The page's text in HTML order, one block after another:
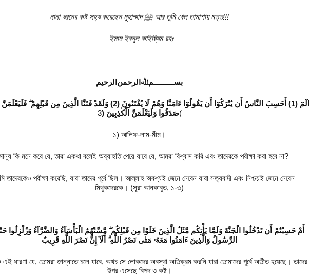
নানা ধরনের কষ্ট সহ্য করেছেন মুহাম্মাদﷺআর তুমি খেল তামাশায় মত্ত!!!
–ইমাম ইবনুল কাইয়্যিম রহঃ
ﺑﺴــــــــــﻢﷲﺍﻟﺮﺣﻤﻦﺍلرﺣﻴﻢ
الٓمٓ (1) أَحَسِبَ النَّاسُ أَن يُتْرَكُوٓا أَن يَقُولُوٓا ءَامَنَّا وَهُمْ لَا يُفْتَنُونَ (2) وَلَقَدْ فَتَنَّا الَّذِينَ مِن
صَدَقُوا وَلَيَعْلَمَنَّ الْكٰذِبِينَ (3(
১) আলিফ-লাম-মীম।
কি মনে করে যে, তারা একথা বলেই অব্যাহতি পেয়ে যাবে যে, আমরা বিশ্বাস করি এবং তাদেরকে পরীক্ষা করা হবে না?
তাদেরকেও পরীক্ষা করেছি, যারা তাদের পূর্বে ছিল। আল্লাহ অবশ্যই জেনে নেবেন যারা সত্যবাদী এবং নিশ্চয়ই জেনে নেবেন
মিথুকদেরকে। (সূরা আনকাবুত, ১-৩)
أَمْ حَسِبْتُمْ أَن تَدْخُلُوا الْجَنَّةَ وَلَمَّا يَأْتِكُم مَّثَلُ الَّذِينَ خَلَوْا مِن قَبْلِكُم ۖ مَّسَّتْهُمُ الْبَأْسَآءُ وَالضَّرَّآءُ وَزُلْزِلُوا
الرَّسُولُ وَالَّذِينَ ءَامَنُوا مَعَهُۥ مَتٰى نَصْرُ اللَّهِ ۗ أَلَآ إِنَّ نَصْرَ اللَّهِ قَرِيبٌ
এই ধারণা যে, তোমরা জান্নাতে চলে যাবে, অথচ সে লোকদের অবস্থা অতিক্রম করনি যারা তোমাদের পূর্বে অতীত হয়েছে। তাদের
উপর এসেছে বিপদ ও কষ্ট।